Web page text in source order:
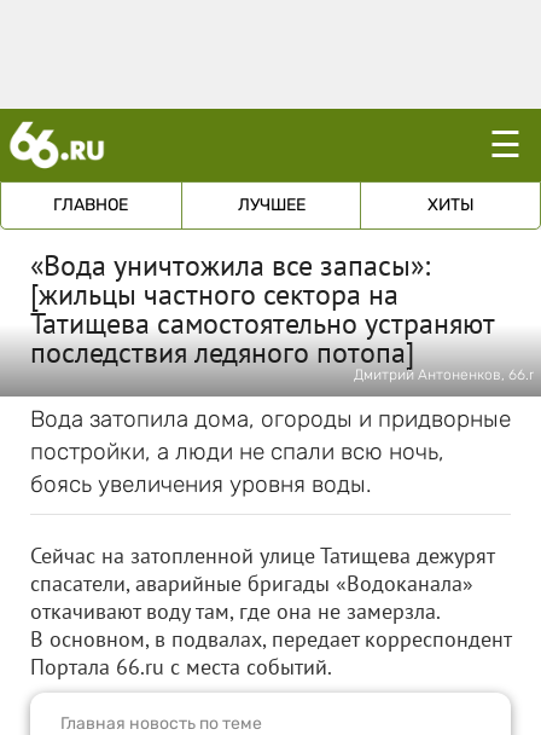
☰
ГЛАВНОЕ ЛУЧШЕЕ ХИТЫ
«Вода уничтожила все запасы»:
[жильцы частного сектора на
Татищева самостоятельно устраняют
последствия ледяного потопа]
Дмитрий Антоненков, 66.r
Вода затопила дома, огороды и придворные
постройки, а люди не спали всю ночь,
боясь увеличения уровня воды.
Сейчас на затопленной улице Татищева дежурят
спасатели, аварийные бригады «Водоканала»
откачивают воду там, где она не замерзла.
В основном, в подвалах, передает корреспондент
Портала 66.ru с места событий.
Главная новость по теме